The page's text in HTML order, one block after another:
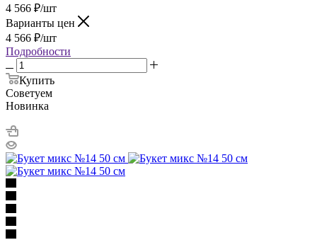
4 566 ₽/шт
Варианты цен
4 566 ₽/шт
Подробности
Купить
Советуем
Новинка